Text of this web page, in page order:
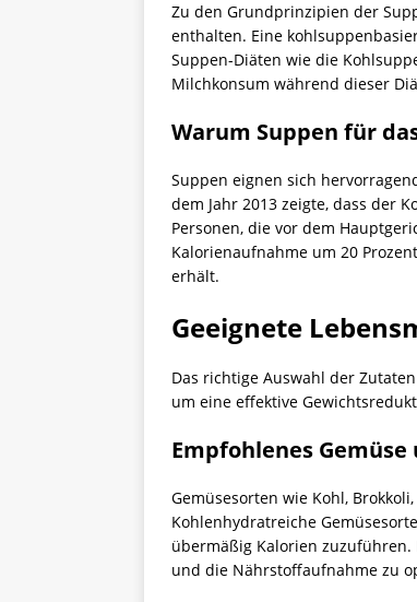
Zu den Grundprinzipien der
enthalten. Eine
Suppen-Diäten wie die
Milchkonsum während dieser
Warum Suppen für
Suppen eignen sich
dem Jahr 2013 zeigte, dass der
Personen, die vor dem
Kalorienaufnahme um 20
erhält.
Geeignete
Das richtige Auswahl der
um eine effektive
Empfohlenes
Gemüsesorten wie Kohl,
Kohlenhydratreiche
übermäßig Kalorien zuzuführen.
und die Nährstoffaufnahme zu